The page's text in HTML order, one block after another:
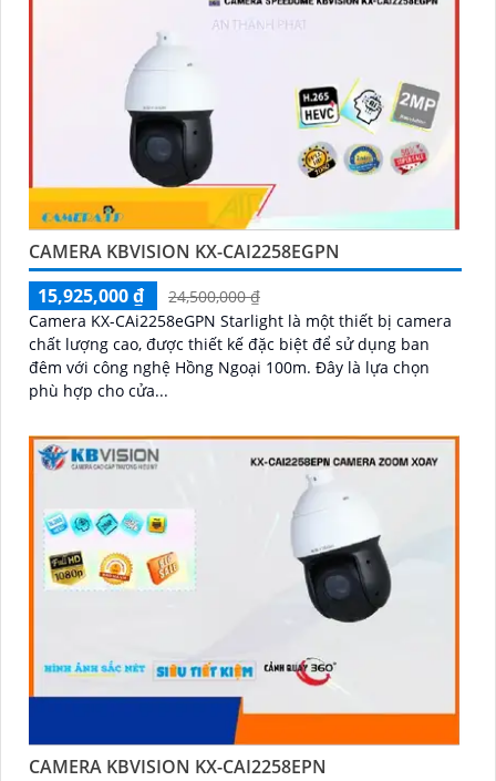
CAMERA KBVISION KX-CAI2258EGPN
15,925,000 ₫
24,500,000 ₫
Camera KX-CAi2258eGPN Starlight là một thiết bị camera
chất lượng cao, được thiết kế đặc biệt để sử dụng ban
đêm với công nghệ Hồng Ngoại 100m. Đây là lựa chọn
phù hợp cho cửa...
CAMERA KBVISION KX-CAI2258EPN